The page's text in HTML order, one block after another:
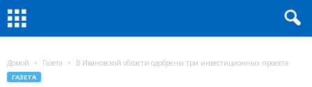
Домой Газета В Ивановской области одобрены три инвестиционных проекта
ГАЗЕТА